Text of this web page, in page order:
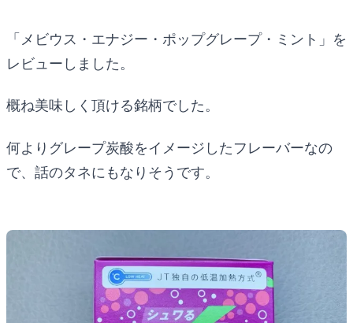
「メビウス・エナジー・ポップグレープ・ミント」を
レビューしました。
概ね美味しく頂ける銘柄でした。
何よりグレープ炭酸をイメージしたフレーバーなの
で、話のタネにもなりそうです。